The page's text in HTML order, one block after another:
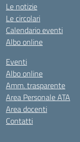
Le notizie
Le circolari
Calendario eventi
Albo online
Eventi
Albo online
Amm. trasparente
Area Personale ATA
Area docenti
Contatti